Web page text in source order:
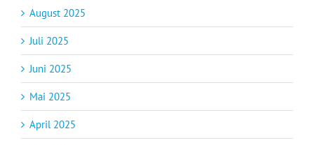
August 2025
Juli 2025
Juni 2025
Mai 2025
April 2025